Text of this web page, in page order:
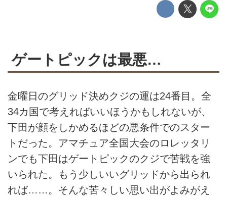
ゲートピックは最悪…
金曜日のグリッド決めクジの運は24番目。全
34カ国で考えればいいほうかもしれないが、
下田が顔をしかめるほどの悪条件でのスター
トだった。アマチュア全国大会のロレッタリ
ンでも下田はゲートピックのクジで苦戦を強
いられた。もう少しいいグリッドから出られ
れば……。そんな苦々しい思い出がよみがえ